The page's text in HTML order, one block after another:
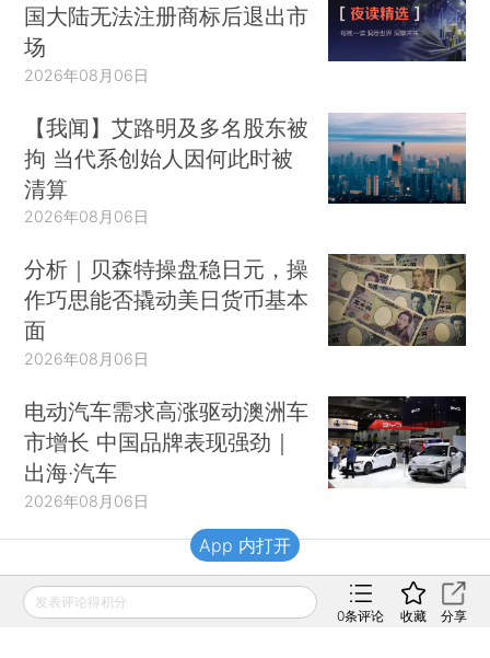
国大陆无法注册商标后退出市
场
2026年08月06日
【我闻】艾路明及多名股东被
拘 当代系创始人因何此时被
清算
2026年08月06日
分析｜贝森特操盘稳日元，操
作巧思能否撬动美日货币基本
面
2026年08月06日
电动汽车需求高涨驱动澳洲车
市增长 中国品牌表现强劲｜
出海·汽车
2026年08月06日
财新移动
发表评论得积分
0条评论 收藏 分享
App 内打开